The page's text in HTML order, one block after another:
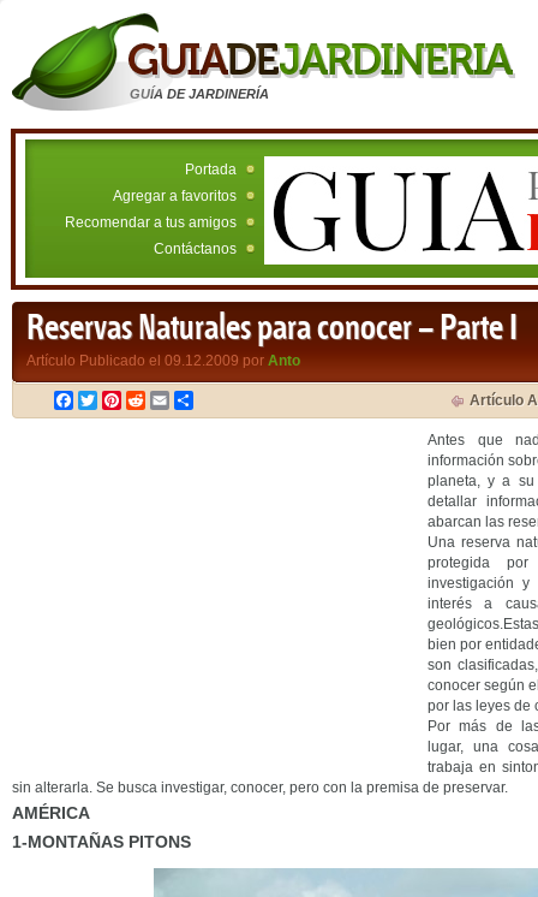
GUÍA DE JARDINERÍA
Portada
Agregar a favoritos
Recomendar a tus amigos
Contáctanos
Reservas Naturales para conocer – Parte I
Artículo Publicado el 09.12.2009 por Anto
Facebook
TwitterPinterest
RedditEmail Artículo
Antes que
información
planeta, y a su
detallar
abarcan las
Una reserva
protegida
investigación y
interés a
bien por
son
conocer según
por las leyes de
Por más de
lugar, una
trabaja en
sin alterarla. Se busca investigar, conocer, pero con la premisa de preservar.
AMÉRICA
1-MONTAÑAS PITONS